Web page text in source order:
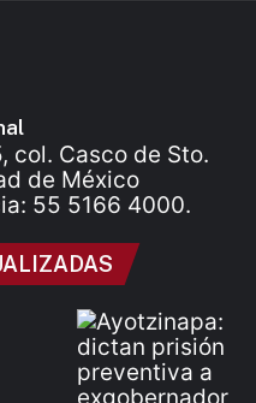
col. Casco de Sto.
de México
55 5166 4000.